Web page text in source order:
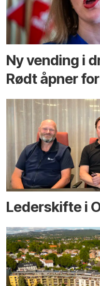
Ny vending i
Rødt åpner
Lederskifte i